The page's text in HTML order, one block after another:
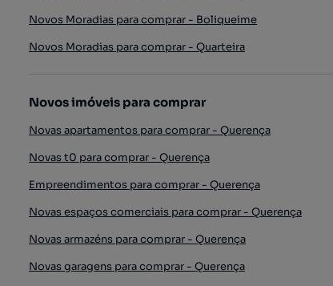
Novos Moradias para comprar - Boliqueime
Novos Moradias para comprar - Quarteira
Novos imóveis para comprar
Novas apartamentos para comprar - Querença
Novas t0 para comprar - Querença
Empreendimentos para comprar - Querença
Novas espaços comerciais para comprar - Querença
Novas armazéns para comprar - Querença
Novas garagens para comprar - Querença